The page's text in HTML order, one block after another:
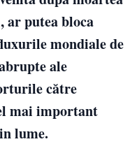
ar putea bloca
mondiale de
ale
către
mai important
lume.